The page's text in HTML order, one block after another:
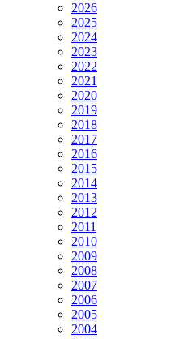
2026
2025
2024
2023
2022
2021
2020
2019
2018
2017
2016
2015
2014
2013
2012
2011
2010
2009
2008
2007
2006
2005
2004